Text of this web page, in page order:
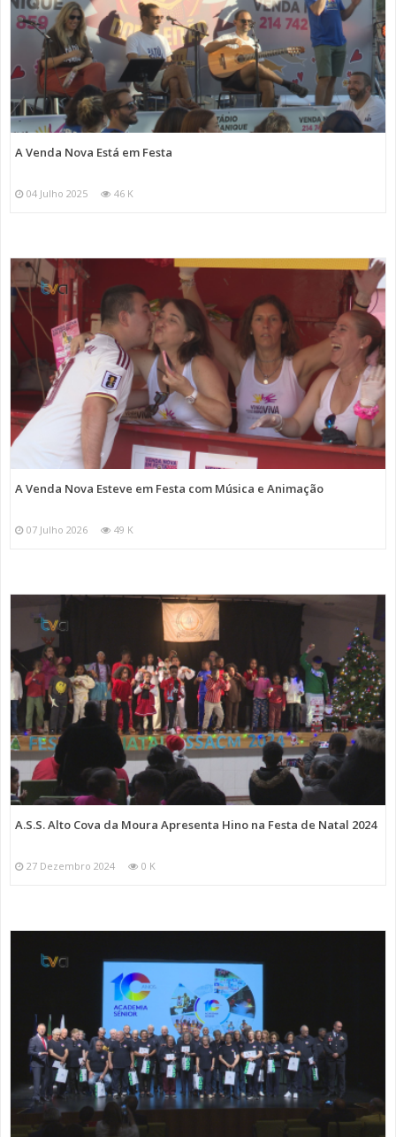
A Venda Nova Está em Festa
04 Julho 2025 46 K
A Venda Nova Esteve em Festa com Música e Animação
07 Julho 2026 49 K
A.S.S. Alto Cova da Moura Apresenta Hino na Festa de Natal 2024
27 Dezembro 2024 0 K